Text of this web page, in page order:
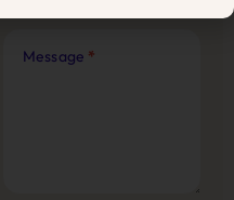
Message *